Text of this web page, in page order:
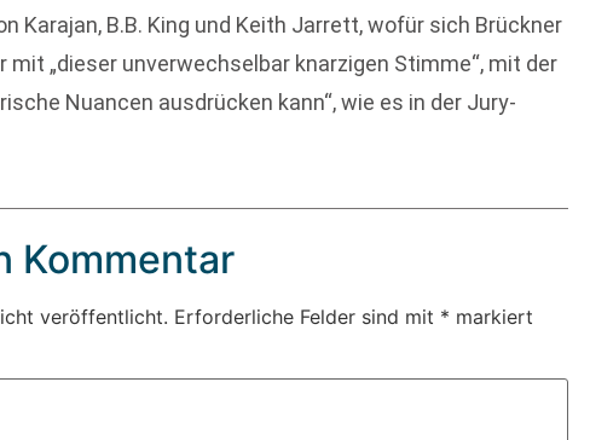
Karajan, B.B. King und Keith Jarrett, wofür sich Brückner
„dieser unverwechselbar knarzigen Stimme“, mit der
Nuancen ausdrücken kann“, wie es in der Jury-
Kommentar
veröffentlicht. Erforderliche Felder sind mit * markiert